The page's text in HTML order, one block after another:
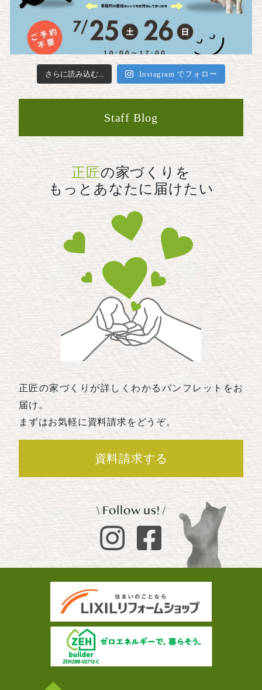
さらに読み込む... Instagram でフォロー
Staff Blog
正匠の家づくりを
もっとあなたに届けたい
正匠の家づくりが詳しくわかるパンフレットをお
届け。
まずはお気軽に資料請求をどうぞ。
資料請求する